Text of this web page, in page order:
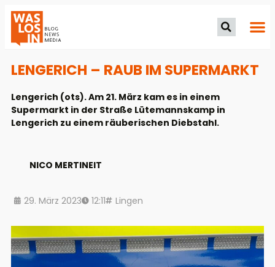
LENGERICH – RAUB IM SUPERMARKT
Lengerich (ots). Am 21. März kam es in einem
Supermarkt in der Straße Lütemannskamp in
Lengerich zu einem räuberischen Diebstahl.
NICO MERTINEIT
29. März 2023 12:11 Lingen